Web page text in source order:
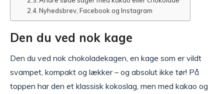
Nyhedsbrev, Facebook og Instagram
Den du ved nok kage
Den du ved nok chokoladekagen, en kage som er vildt
svampet, kompakt og lækker – og absolut ikke tør! På
toppen har den et klassisk kokoslag, men med kakao og